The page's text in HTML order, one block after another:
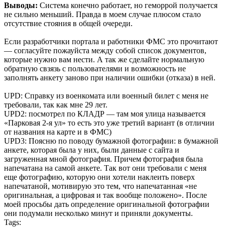
Выводы: Система конечно работает, но геморрой получается
не сильно меньший. Правда в моем случае плюсом стало
отсутствие стояния в общей очереди.
Если разработчики портала и работники ФМС это прочитают
— согласуйте пожауйста между собой список документов,
которые нужно вам нести. А так же сделайте нормальную
обратную свзязь с пользователями и возможность не
заполнять анкету заново при наличии ошибки (отказа) в ней.
UPD: Справку из военкомата или военный билет с меня не
требовали, так как мне 29 лет.
UPD2: посмотрел по КЛАДР — там моя улица называется
«Парковая 2-я ул» то есть это уже третий вариант (в отличии
от названия на карте и в ФМС)
UPD3: Поясню по поводу бумажной фотографии: в бумажной
анкете, которая была у них, были данные с сайта и
загруженная мной фотография. Причем фотография была
напечатана на самой анкете. Так вот они требовали с меня
еще фотографию, которую они хотели наклеить поверх
напечатаной, мотивирую это тем, что напечатанная «не
оригинальная, а цифровая и так вообще положено». После
моей просьбы дать определение оригинальной фотографии
они подумали несколько минут и приняли документы.
Tags: